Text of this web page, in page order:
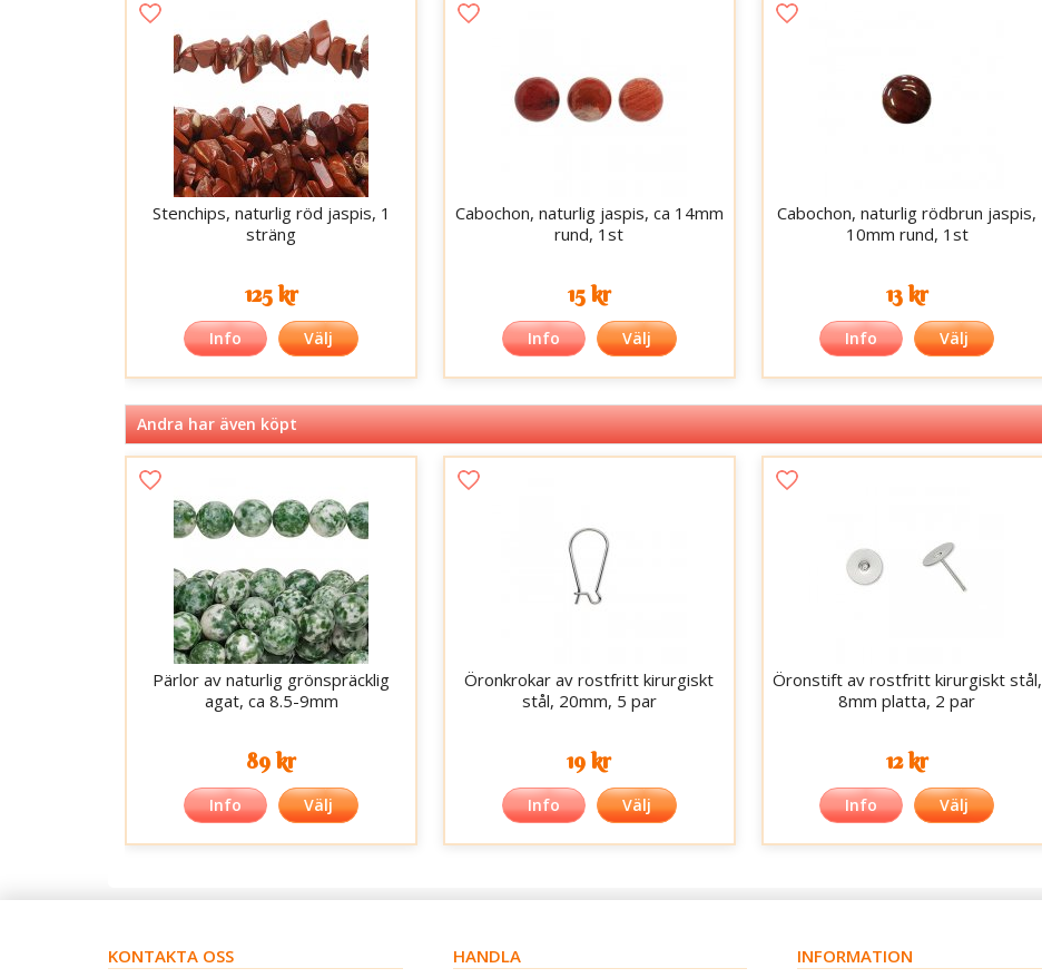
Stenchips, naturlig röd jaspis, 1
sträng
125 kr
Info Välj
Cabochon, naturlig jaspis, ca 14mm
rund, 1st
15 kr
Info Välj
Cabochon, naturlig rödbrun jaspis,
10mm rund, 1st
13 kr
Info Välj
Andra har även köpt
Pärlor av naturlig grönspräcklig
agat, ca 8.5-9mm
89 kr
Info Välj
Öronkrokar av rostfritt kirurgiskt
stål, 20mm, 5 par
19 kr
Info Välj
Öronstift av rostfritt kirurgiskt stål,
8mm platta, 2 par
12 kr
Info Välj
KONTAKTA OSS HANDLA INFORMATION